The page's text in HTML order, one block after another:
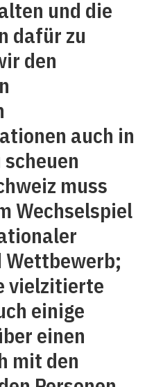
und die
dafür zu
den
auch in
muss
Wechselspiel
Wettbewerb;
vielzitierte
einige
einen
mit den